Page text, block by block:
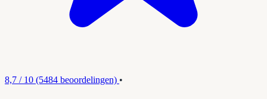
8,7 / 10 (5484 beoordelingen) •